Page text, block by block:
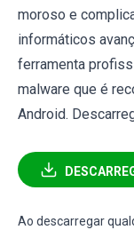
moroso e
informáticos
ferramenta
malware que é
Android.
Ao descarregar